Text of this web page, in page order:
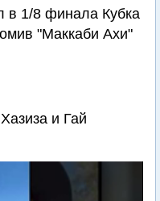
в 1/8 финала Кубка
"Маккаби Ахи"
и Гай